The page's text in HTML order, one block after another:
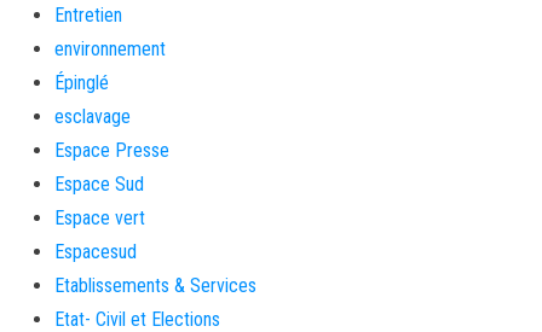
Entretien
environnement
Épinglé
esclavage
Espace Presse
Espace Sud
Espace vert
Espacesud
Etablissements & Services
Etat- Civil et Elections